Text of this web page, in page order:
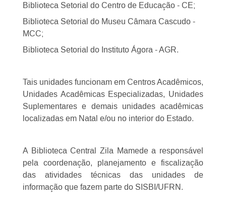
Biblioteca Setorial do Centro de Educação - CE;
Biblioteca Setorial do Museu Câmara Cascudo -
MCC;
Biblioteca Setorial do Instituto Ágora - AGR.
Tais unidades funcionam em Centros Acadêmicos,
Unidades Acadêmicas Especializadas, Unidades
Suplementares e demais unidades acadêmicas
localizadas em Natal e/ou no interior do Estado.
A Biblioteca Central Zila Mamede a responsável
pela coordenação, planejamento e fiscalização
das atividades técnicas das unidades de
informação que fazem parte do SISBI/UFRN.